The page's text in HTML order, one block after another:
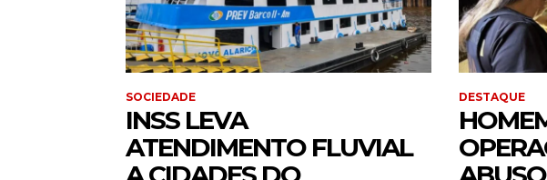
SOCIEDADE
INSS LEVA
ATENDIMENTO FLUVIAL
DESTAQUE